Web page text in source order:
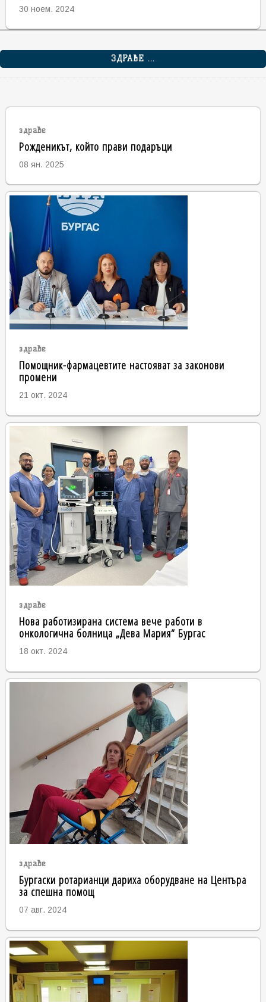
30 ноем. 2024
ЗДРАВЕ ...
здраве
Рожденикът, който прави подаръци
08 ян. 2025
здраве
Помощник-фармацевтите настояват за законови
промени
21 окт. 2024
здраве
Нова работизирана система вече работи в
онкологична болница „Дева Мария“ Бургас
18 окт. 2024
здраве
Бургаски ротарианци дариха оборудване на Центъра
за спешна помощ
07 авг. 2024